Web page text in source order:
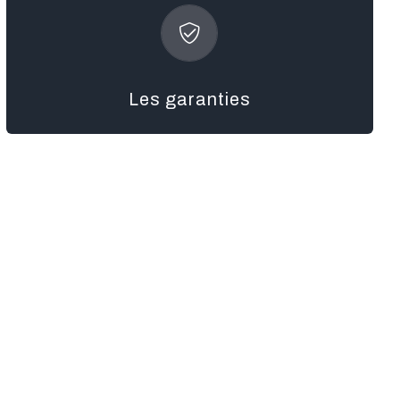
Les garanties
bénéficie de toutes les garanties du neuf : la garantie
phonique et décennale, afin d’assurer votre
satisfaction dans les moindres détails.